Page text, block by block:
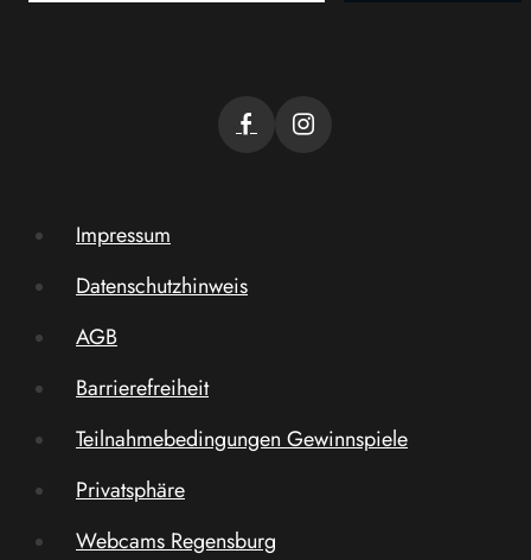
Impressum
Datenschutzhinweis
AGB
Barrierefreiheit
Teilnahmebedingungen Gewinnspiele
Privatsphäre
Webcams Regensburg